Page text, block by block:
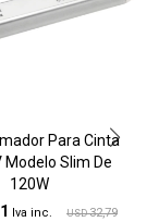
Para Cinta
Modelo Slim De
120W
USD 32,79